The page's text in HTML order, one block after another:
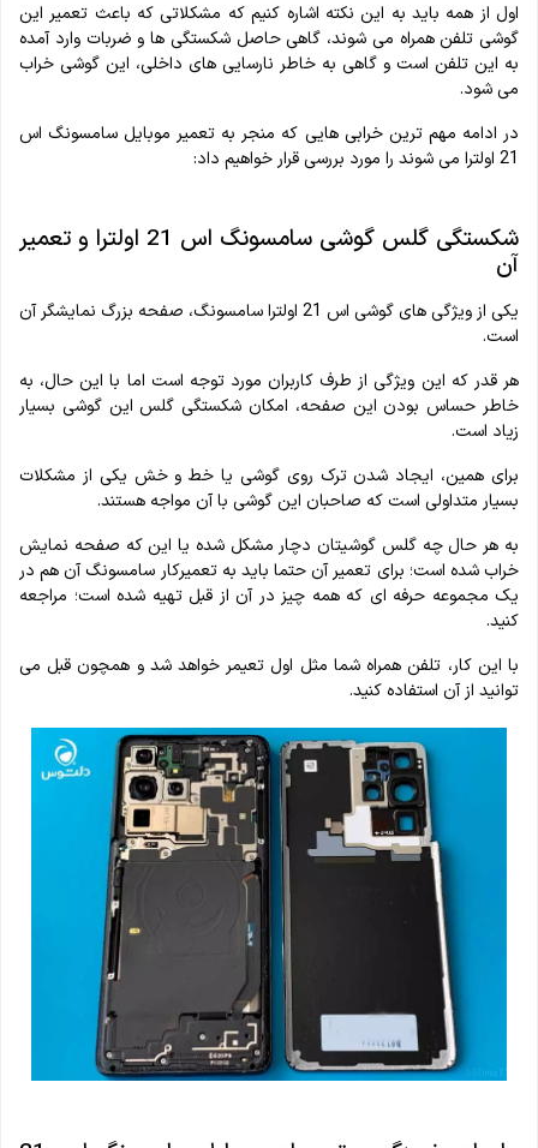
اول از همه باید به این نکته اشاره کنیم که مشکلاتی که باعث تعمیر این
گوشی تلفن همراه می شوند، گاهی حاصل شکستگی ها و ضربات وارد آمده
به این تلفن است و گاهی به خاطر نارسایی های داخلی، این گوشی خراب
می شود.
در ادامه مهم ترین خرابی هایی که منجر به تعمیر موبایل سامسونگ اس
21 اولترا می شوند را مورد بررسی قرار خواهیم داد:
شکستگی گلس گوشی سامسونگ اس 21 اولترا و تعمیر
آن
یکی از ویژگی های گوشی اس 21 اولترا سامسونگ، صفحه بزرگ نمایشگر آن
است.
هر قدر که این ویژگی از طرف کاربران مورد توجه است اما با این حال، به
خاطر حساس بودن این صفحه، امکان شکستگی گلس این گوشی بسیار
زیاد است.
برای همین، ایجاد شدن ترک روی گوشی یا خط و خش یکی از مشکلات
بسیار متداولی است که صاحبان این گوشی با آن مواجه هستند.
به هر حال چه گلس گوشیتان دچار مشکل شده یا این که صفحه نمایش
خراب شده است؛ برای تعمیر آن حتما باید به تعمیرکار سامسونگ آن هم در
یک مجموعه حرفه ای که همه چیز در آن از قبل تهیه شده است؛ مراجعه
کنید.
با این کار، تلفن همراه شما مثل اول تعیمر خواهد شد و همچون قبل می
توانید از آن استفاده کنید.